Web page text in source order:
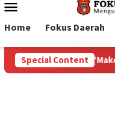
Menu
Home Fokus Daerah
Special Content
Blok Masela